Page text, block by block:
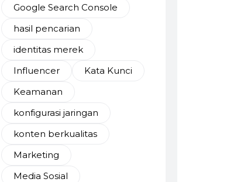
Google Search Console
hasil pencarian
identitas merek
Influencer
Kata Kunci
Keamanan
konfigurasi jaringan
konten berkualitas
Marketing
Media Sosial